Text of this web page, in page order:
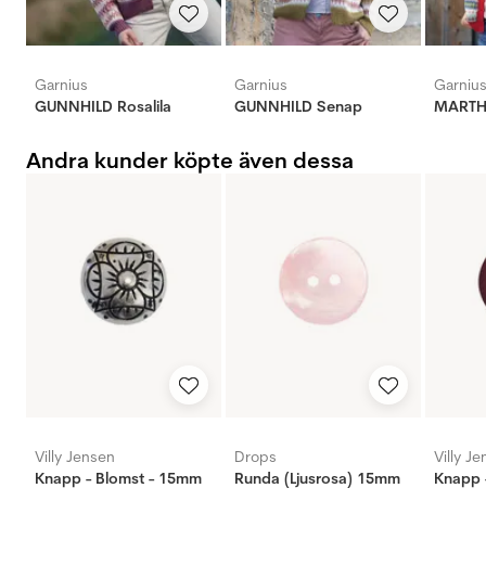
Garnius
GUNNHILD Rosalila
Garnius
GUNNHILD Senap
Garnius
Andra kunder köpte även dessa
Villy Jensen
Knapp - Blomst - 15mm
Drops
Runda (Ljusrosa) 15mm
Villy